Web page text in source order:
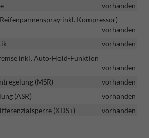
vorhanden
inkl. Kompressor)
vorhanden
vorhanden
inkl. Auto-Hold-Funktion
vorhanden
(MSR)
vorhanden
(ASR)
vorhanden
(XDS+)
vorhanden